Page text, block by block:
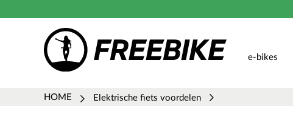
e-bikes
HOME Elektrische fiets voordelen